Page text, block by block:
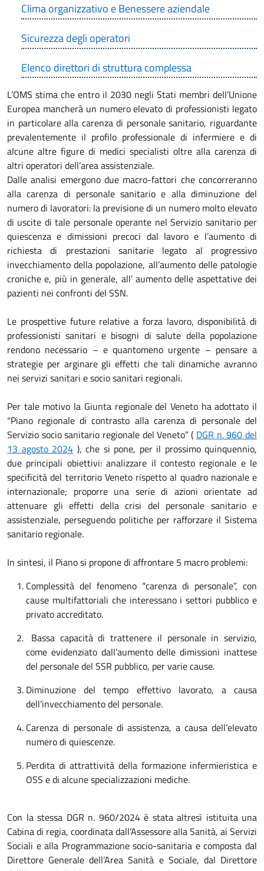
Clima organizzativo e Benessere aziendale
Sicurezza degli operatori
Elenco direttori di struttura complessa
L’OMS stima che entro il 2030 negli Stati membri dell’Unione
Europea mancherà un numero elevato di professionisti legato
in particolare alla carenza di personale sanitario, riguardante
prevalentemente il profilo professionale di infermiere e di
alcune altre figure di medici specialisti oltre alla carenza di
altri operatori dell’area assistenziale.
Dalle analisi emergono due macro-fattori che concorreranno
alla carenza di personale sanitario e alla diminuzione del
numero di lavoratori: la previsione di un numero molto elevato
di uscite di tale personale operante nel Servizio sanitario per
quiescenza e dimissioni precoci dal lavoro e l’aumento di
richiesta di prestazioni sanitarie legato al progressivo
invecchiamento della popolazione, all’aumento delle patologie
croniche e, più in generale, all’ aumento delle aspettative dei
pazienti nei confronti del SSN.
Le prospettive future relative a forza lavoro, disponibilità di
professionisti sanitari e bisogni di salute della popolazione
rendono necessario – e quantomeno urgente – pensare a
strategie per arginare gli effetti che tali dinamiche avranno
nei servizi sanitari e socio sanitari regionali.
Per tale motivo la Giunta regionale del Veneto ha adottato il
“Piano regionale di contrasto alla carenza di personale del
Servizio socio sanitario regionale del Veneto” ( DGR n. 960 del
13 agosto 2024 ), che si pone, per il prossimo quinquennio,
due principali obiettivi: analizzare il contesto regionale e le
specificità del territorio Veneto rispetto al quadro nazionale e
internazionale; proporre una serie di azioni orientate ad
attenuare gli effetti della crisi del personale sanitario e
assistenziale, perseguendo politiche per rafforzare il Sistema
sanitario regionale.
In sintesi, il Piano si propone di affrontare 5 macro problemi:
Complessità del fenomeno “carenza di personale”, con
cause multifattoriali che interessano i settori pubblico e
privato accreditato.
Bassa capacità di trattenere il personale in servizio,
come evidenziato dall’aumento delle dimissioni inattese
del personale del SSR pubblico, per varie cause.
Diminuzione del tempo effettivo lavorato, a causa
dell’invecchiamento del personale.
Carenza di personale di assistenza, a causa dell’elevato
numero di quiescenze.
Perdita di attrattività della formazione infermieristica e
OSS e di alcune specializzazioni mediche.
Con la stessa DGR n. 960/2024 è stata altresì istituita una
Cabina di regia, coordinata dall’Assessore alla Sanità, ai Servizi
Sociali e alla Programmazione socio-sanitaria e composta dal
Direttore Generale dell’Area Sanità e Sociale, dal Direttore